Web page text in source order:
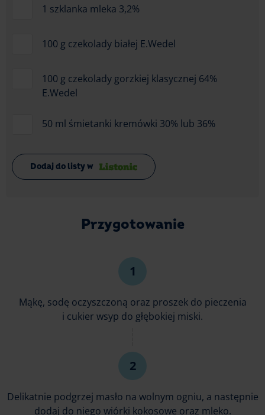
1 szklanka mleka 3,2%
100 g czekolady białej E.Wedel
100 g czekolady gorzkiej klasycznej 64%
E.Wedel
50 ml śmietanki kremówki 30% lub 36%
Dodaj do listy w
Przygotowanie
Mąkę, sodę oczyszczoną oraz proszek do pieczenia
i cukier wsyp do głębokiej miski.
Delikatnie podgrzej masło na wolnym ogniu, a następnie
dodaj do niego wiórki kokosowe oraz mleko.